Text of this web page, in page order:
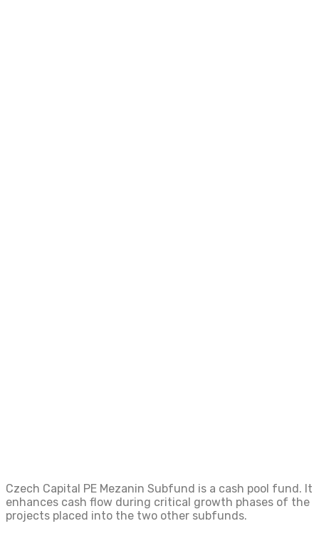
Czech Capital PE Mezanin Subfund is a cash pool fund. It
enhances cash flow during critical growth phases of the
projects placed into the two other subfunds.